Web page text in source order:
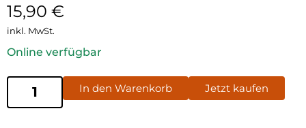
15,90 €
inkl. MwSt.
Online verfügbar
In den Warenkorb Jetzt kaufen